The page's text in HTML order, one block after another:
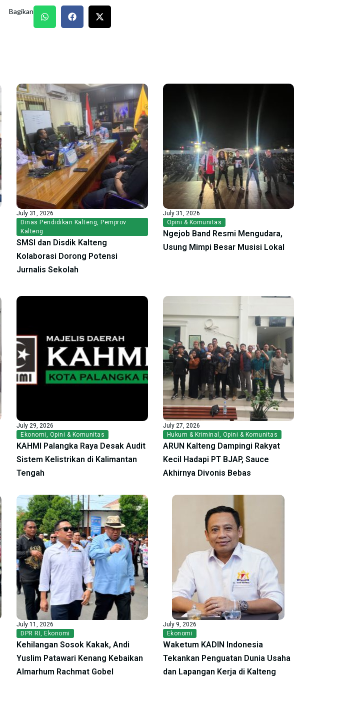
Bagikan
July 31, 2026
Dinas Pendidikan Kalteng Pemprov
Kalteng
SMSI dan Disdik Kalteng
Kolaborasi Dorong Potensi
Jurnalis Sekolah
July 31, 2026
Opini & Komunitas
Ngejob Band Resmi Mengudara,
Usung Mimpi Besar Musisi Lokal
July 29, 2026
Ekonomi
Opini & Komunitas
KAHMI Palangka Raya Desak Audit
Sistem Kelistrikan di Kalimantan
Tengah
July 27, 2026
Hukum & Kriminal
Opini & Komunitas
ARUN Kalteng Dampingi Rakyat
Kecil Hadapi PT BJAP, Sauce
Akhirnya Divonis Bebas
July 11, 2026
DPR RI Ekonomi
Kehilangan Sosok Kakak, Andi
Yuslim Patawari Kenang Kebaikan
Almarhum Rachmat Gobel
July 9, 2026
Ekonomi
Waketum KADIN Indonesia
Tekankan Penguatan Dunia Usaha
dan Lapangan Kerja di Kalteng